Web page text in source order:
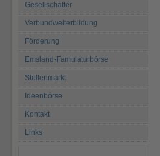
Gesellschafter
Verbundweiterbildung
Förderung
Emsland-Famulaturbörse
Stellenmarkt
Ideenbörse
Kontakt
Links